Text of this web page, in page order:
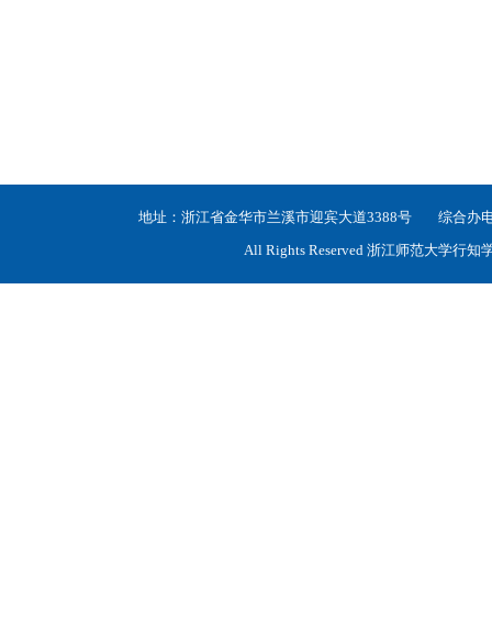
地址：浙江省金华市兰溪市迎宾大道3388号 综合
All Rights Reserved 浙江师范大学